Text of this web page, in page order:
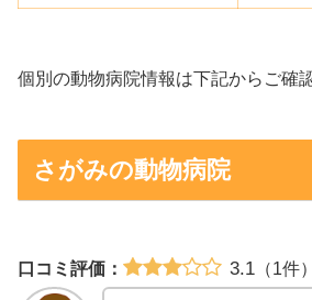
個別の動物病院情報は下記からご確
さがみの動物病院
口コミ評価： 3.1（1件）